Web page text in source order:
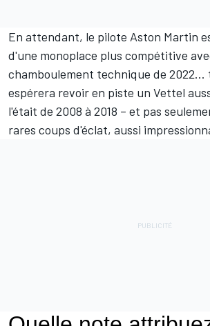
En attendant, le pilote Aston Martin
d'une monoplace plus compétitive
chamboulement technique de 2022…
espérera revoir en piste un Vettel
l'était de 2008 à 2018 – et pas
rares coups d'éclat, aussi